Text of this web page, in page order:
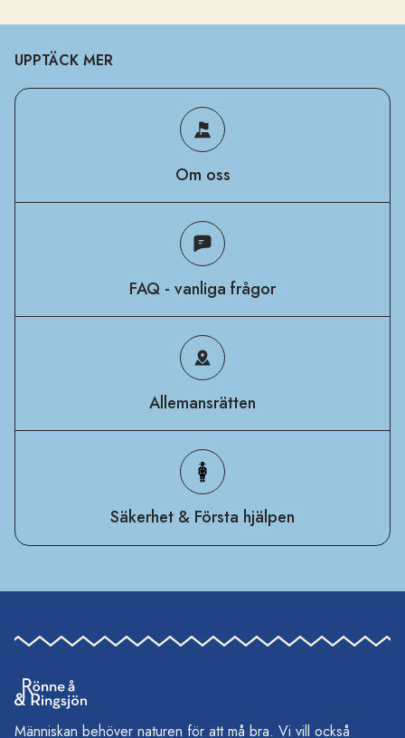
UPPTÄCK MER
Om oss
FAQ - vanliga frågor
Allemansrätten
Säkerhet & Första hjälpen
Människan behöver naturen för att må bra. Vi vill också